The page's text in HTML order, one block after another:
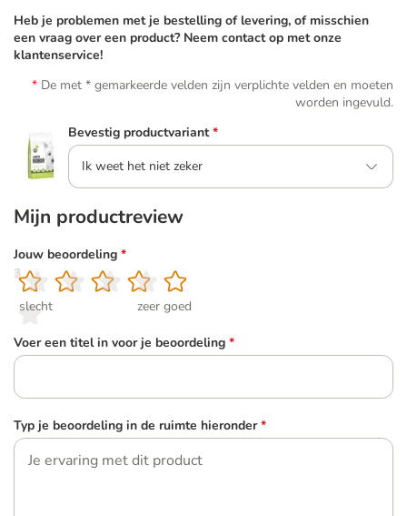
Heb je problemen met je bestelling of levering, of misschien
een vraag over een product? Neem contact op met onze
klantenservice!
De met * gemarkeerde velden zijn verplichte velden en moeten
worden ingevuld.
Bevestig productvariant *
Ik weet het niet zeker
Mijn productreview
Jouw beoordeling *
1
slecht
2
3
4
5
zeer goed
Voer een titel in voor je beoordeling *
Typ je beoordeling in de ruimte hieronder *